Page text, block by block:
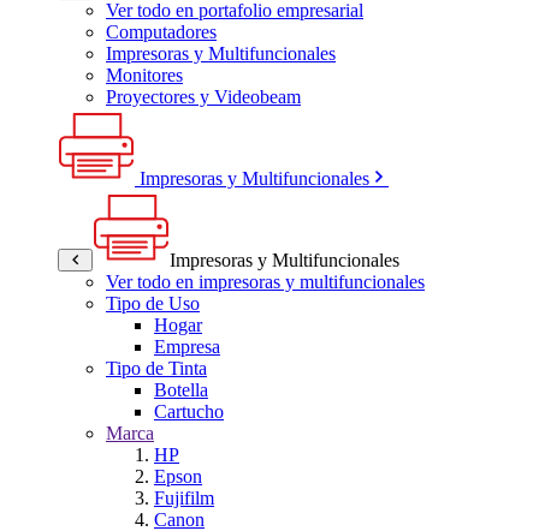
Ver todo en portafolio empresarial
Computadores
Impresoras y Multifuncionales
Monitores
Proyectores y Videobeam
Impresoras y Multifuncionales
Impresoras y Multifuncionales
Ver todo en impresoras y multifuncionales
Tipo de Uso
Hogar
Empresa
Tipo de Tinta
Botella
Cartucho
Marca
HP
Epson
Fujifilm
Canon